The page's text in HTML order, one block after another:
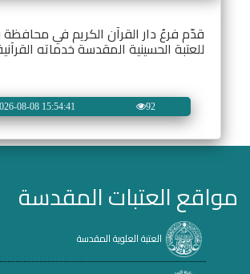
قدّم فرعُ دار القرآن الكريم في محافظة
للعتبة الحسينية المقدسة خدماته
92
08-08 15:54:41
مواقع العتبات المقدسة
العتبة العلوية المقدسة